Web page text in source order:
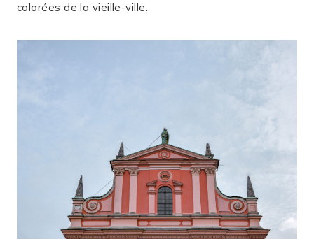
colorées de la vieille-ville.